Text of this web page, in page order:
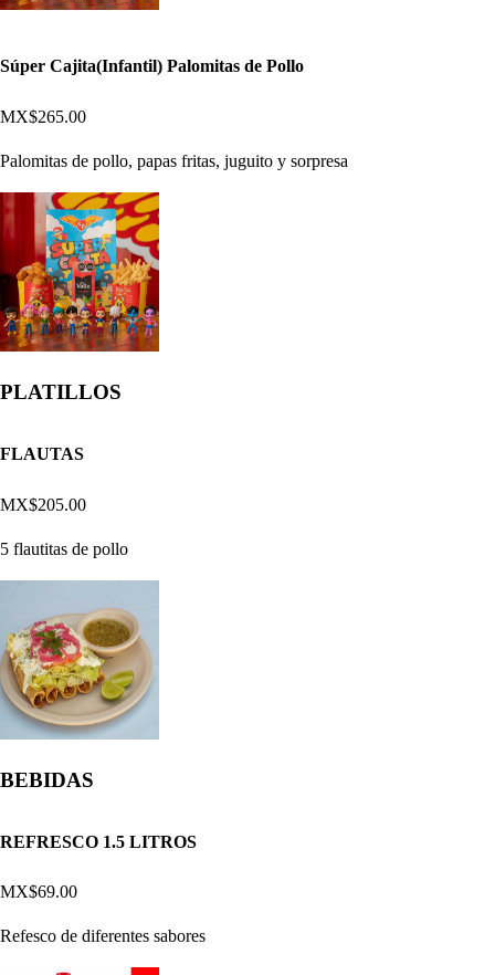
Súper Cajita(Infantil) Palomitas de Pollo
MX$265.00
Palomitas de pollo, papas fritas, juguito y sorpresa
PLATILLOS
FLAUTAS
MX$205.00
5 flautitas de pollo
BEBIDAS
REFRESCO 1.5 LITROS
MX$69.00
Refesco de diferentes sabores